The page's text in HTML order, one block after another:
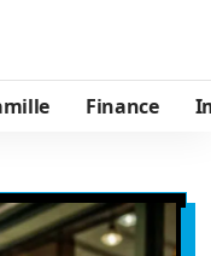
Finance